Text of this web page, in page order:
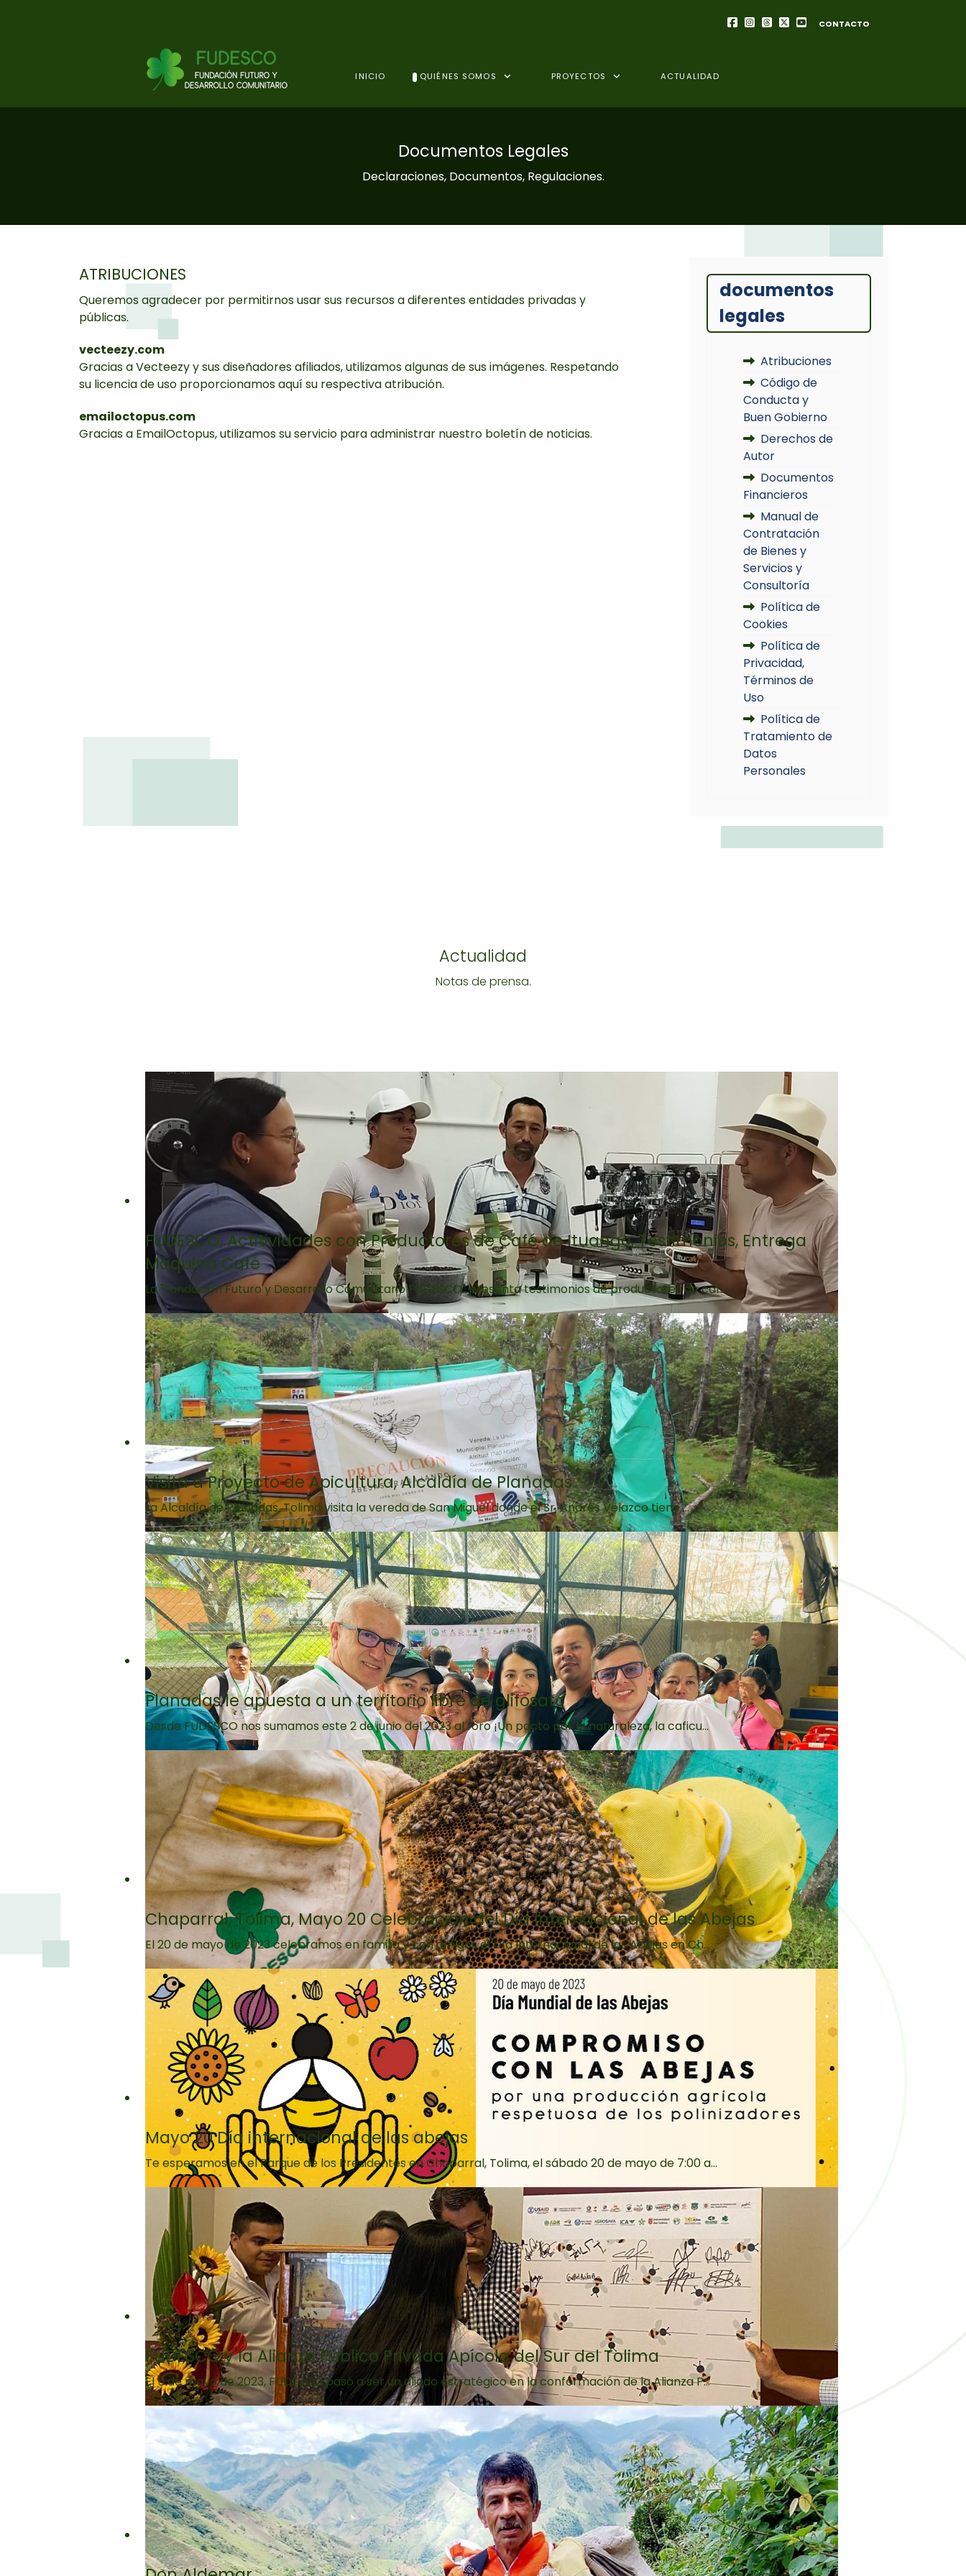
CONTACTO
INICIO QUIÉNES SOMOS PROYECTOS ACTUALIDAD
Documentos Legales
Declaraciones, Documentos, Regulaciones.
ATRIBUCIONES
Queremos agradecer por permitirnos usar sus recursos a diferentes entidades privadas y
públicas.
vecteezy.com
Gracias a Vecteezy y sus diseñadores afiliados, utilizamos algunas de sus imágenes. Respetando
su licencia de uso proporcionamos aquí su respectiva atribución.
emailoctopus.com
Gracias a EmailOctopus, utilizamos su servicio para administrar nuestro boletín de noticias.
documentos
legales
Atribuciones
Código de
Conducta y
Buen Gobierno
Derechos de
Autor
Documentos
Financieros
Manual de
Contratación
de Bienes y
Servicios y
Consultoría
Política de
Cookies
Política de
Privacidad,
Términos de
Uso
Política de
Tratamiento de
Datos
Personales
Actualidad
Notas de prensa.
FUDESCO, Actitividades con Productores de Café de Ituango, Testimonios, Entrega
Máquina Café
La "Fundación Futuro y Desarrollo Comunitario FUDESCO" presenta testimonios de productores de caf...
Visita a Proyecto de Apicultura, Alcaldía de Planadas
La Alcaldía de Planadas, Tolima visita la vereda de San Miguel donde el Sr. Andrés Velazco tiene ...
Planadas le apuesta a un territorio libre de glifosato
Desde FUDESCO nos sumamos este 2 de junio del 2023 al foro ¡Un pacto por la naturaleza, la caficu...
Chaparral, Tolima, Mayo 20 Celebración del Día Internacional de las Abejas
El 20 de mayo de 2023 celebramos en familia y con amigos el Día Internacional de las Abejas en Ch...
Mayo 20 Día internacional de las abejas
Te esperamos en el Parque de los Presidentes en Chaparral, Tolima, el sábado 20 de mayo de 7:00 a...
FUDESCO y la Alianza Público Privada Apícola del Sur del Tolima
El 5 de mayo de 2023, FUDESCO pasó a ser un aliado estratégico en la conformación de la Alianza P...